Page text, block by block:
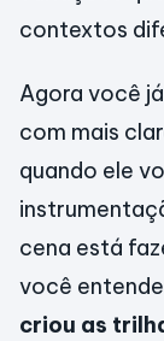
contextos
Agora você
com mais
quando ele
cena está
você
criou as